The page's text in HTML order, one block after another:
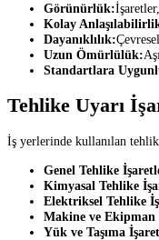
Görünürlük:
Kolay
Dayanıklılık:
Uzun Ömürlülük:
Standartlara
Tehlike Uyarı
İş yerlerinde kullanılan
Genel Tehlike
Kimyasal Tehlike
Elektriksel Tehlike
Makine ve
Yük ve Taşıma